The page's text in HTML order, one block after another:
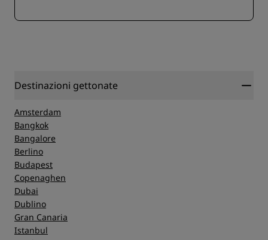
Destinazioni gettonate
Amsterdam
Bangkok
Bangalore
Berlino
Budapest
Copenaghen
Dubai
Dublino
Gran Canaria
Istanbul